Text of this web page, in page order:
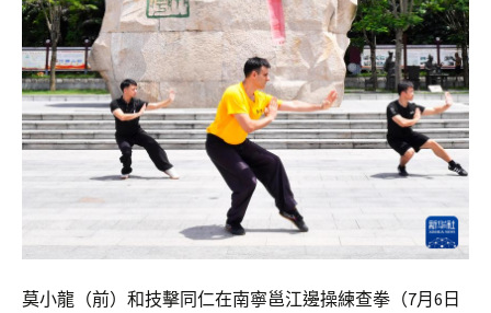
莫小龍（前）和技擊同仁在南寧邕江邊操練查拳（7月6日